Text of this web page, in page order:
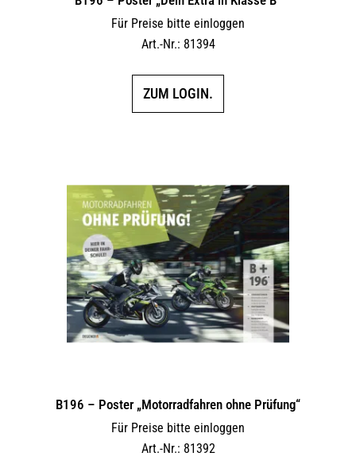
Für Preise bitte einloggen
Art.-Nr.: 81394
ZUM LOGIN.
B196 – Poster „Motorradfahren ohne Prüfung“
Für Preise bitte einloggen
Art.-Nr.: 81392